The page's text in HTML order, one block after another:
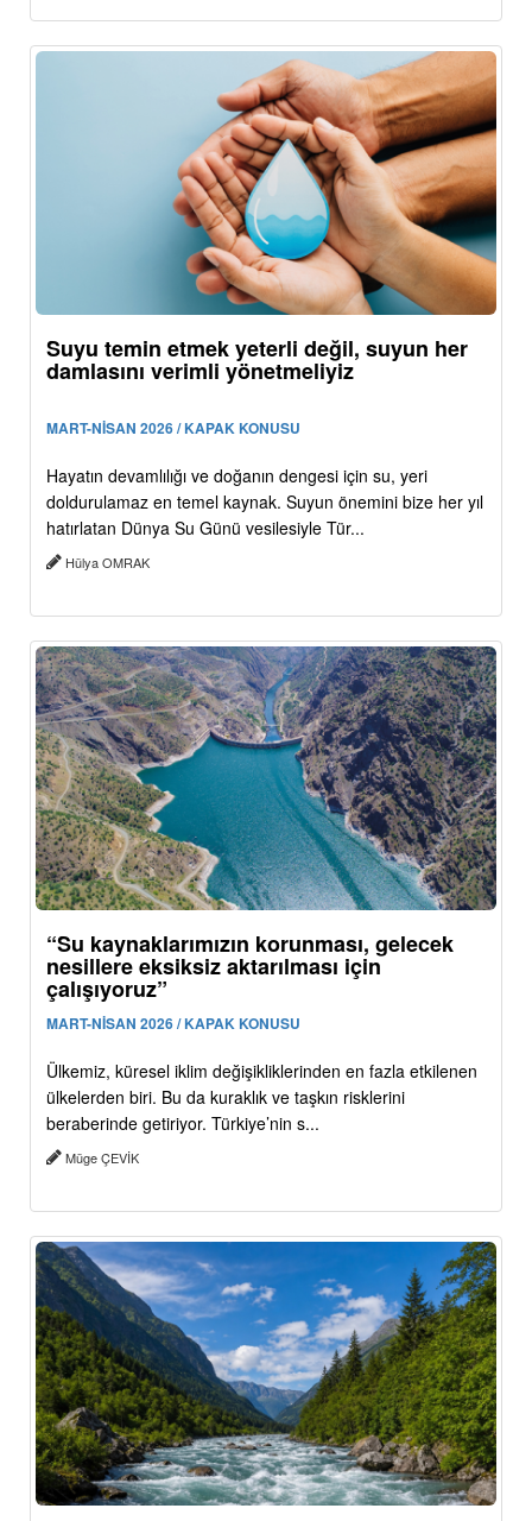
Suyu temin etmek yeterli değil, suyun her
damlasını verimli yönetmeliyiz
MART-NİSAN 2026 / KAPAK KONUSU
Hayatın devamlılığı ve doğanın dengesi için su, yeri
doldurulamaz en temel kaynak. Suyun önemini bize her yıl
hatırlatan Dünya Su Günü vesilesiyle Tür...
Hülya OMRAK
“Su kaynaklarımızın korunması, gelecek
nesillere eksiksiz aktarılması için
çalışıyoruz”
MART-NİSAN 2026 / KAPAK KONUSU
Ülkemiz, küresel iklim değişikliklerinden en fazla etkilenen
ülkelerden biri. Bu da kuraklık ve taşkın risklerini
beraberinde getiriyor. Türkiye’nin s...
Müge ÇEVİK